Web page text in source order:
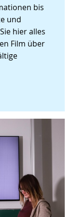
bis
und
hier alles
Film über